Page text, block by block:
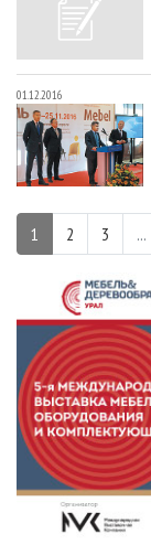
01.12.2016
1 2 3 ...